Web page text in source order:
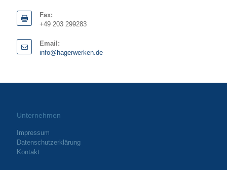
Fax:
+49 203 299283
Email:
info@hagerwerken.de
Unternehmen
Impressum
Datenschutzerklärung
Kontakt